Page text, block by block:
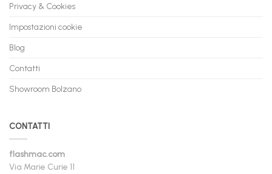
Privacy & Cookies
Impostazioni cookie
Blog
Contatti
Showroom Bolzano
CONTATTI
flashmac.com
Via Marie Curie 11